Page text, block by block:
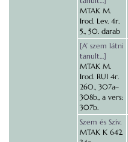
MTAK M.
Irod. Lev. 4r.
5., 50. darab
[A’ szem látni
tanult…]
MTAK M.
Irod. RUI 4r.
260., 307a–
308b., a vers:
307b.
Szem és Szív.
MTAK K 642.